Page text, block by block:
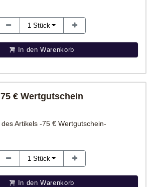
1 Stück
In den Warenkorb
75 € Wertgutschein
1 Stück
In den Warenkorb